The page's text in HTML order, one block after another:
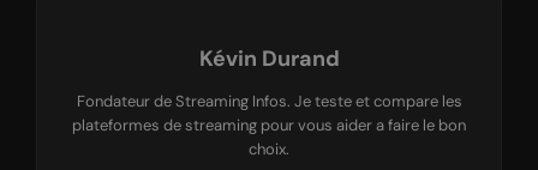
Kévin Durand
Fondateur de Streaming Infos. Je teste et compare les
plateformes de streaming pour vous aider a faire le bon
choix.